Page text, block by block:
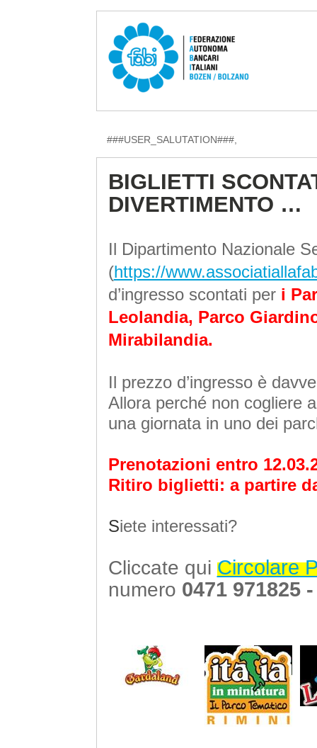
###USER_SALUTATION###,
BIGLIETTI
DIVERTIMENTO …
Il Dipartimento Nazionale
(https://
d’ingresso scontati per i
Leolandia, Parco
Mirabilandia.
Il prezzo d’ingresso è
Allora perché non cogliere
una giornata in uno dei
Prenotazioni entro
Ritiro biglietti: a partire
Siete interessati?
Cliccate qui Circolare
numero 0471 971825